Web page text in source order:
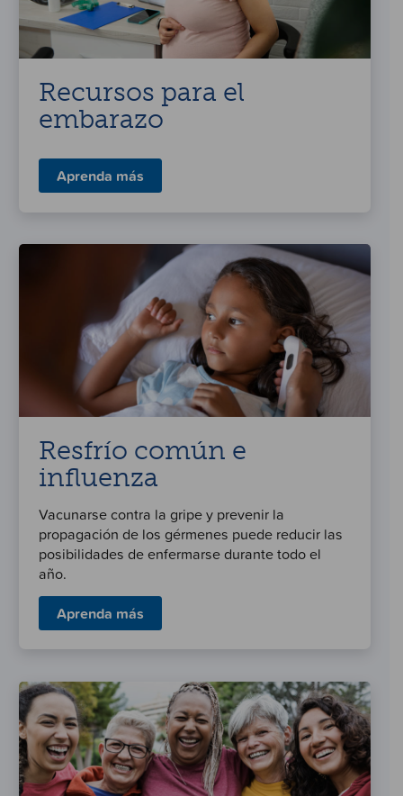
Recursos para el
embarazo
Aprenda más
Resfrío común e
influenza
Vacunarse contra la gripe y prevenir la
propagación de los gérmenes puede reducir las
posibilidades de enfermarse durante todo el
año.
Aprenda más